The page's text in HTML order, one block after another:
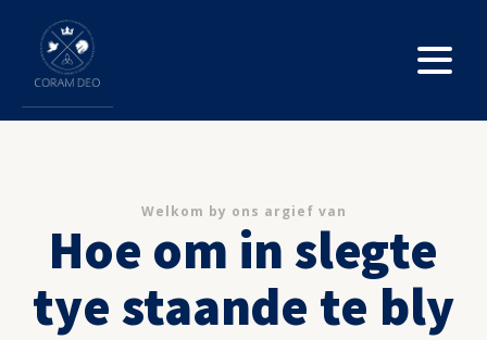
Welkom by ons argief van
Hoe om in slegte
tye staande te bly